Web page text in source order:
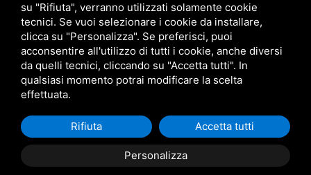
CBA dei Lubrificanti Spa - P. IVA 00624811204 - Codice fiscale 03472740376
R.E.A. n° 293659 - REG. IMPRESE BO Capitale Sociale €. 120.000 int. versati -
Sitemap Questo sito è protetto da Google reCAPTCHA v3,
su "Rifiuta", verranno utilizzati solamente cookie
tecnici. Se vuoi selezionare i cookie da installare,
clicca su "Personalizza". Se preferisci, puoi
acconsentire all'utilizzo di tutti i cookie, anche diversi
da quelli tecnici, cliccando su "Accetta tutti". In
qualsiasi momento potrai modificare la scelta
effettuata.
Personalizza
Rifiuta Accetta tutti